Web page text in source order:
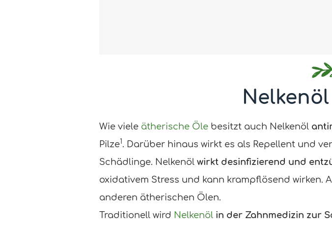
Wie viele ätherische Öle besitzt auch Nelkenöl
Pilze1 . Darüber hinaus wirkt es als Repellent und
Schädlinge. Nelkenöl wirkt desinfizierend und
oxidativem Stress und kann krampflösend wirken.
anderen ätherischen Ölen.
Traditionell wird Nelkenöl in der Zahnmedizin zur